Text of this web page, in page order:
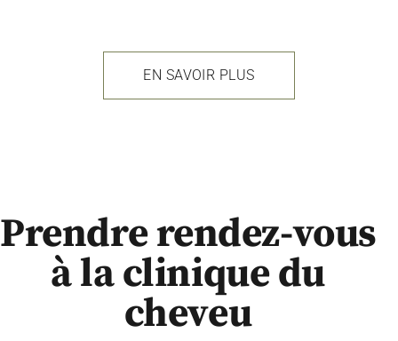
EN SAVOIR PLUS
Prendre rendez-vous
à la clinique du
cheveu